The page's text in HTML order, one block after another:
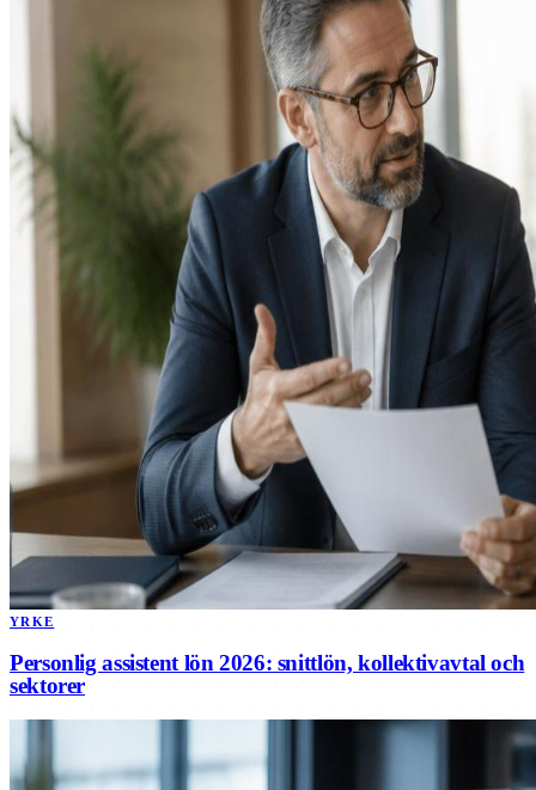
YRKE
Personlig assistent lön 2026: snittlön, kollektivavtal och
sektorer